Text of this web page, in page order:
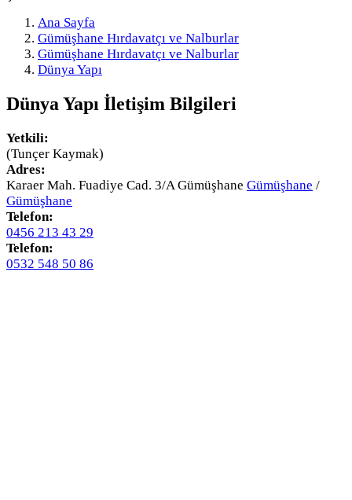
Ana Sayfa
Gümüşhane Hırdavatçı ve Nalburlar
Gümüşhane Hırdavatçı ve Nalburlar
Dünya Yapı
Dünya Yapı İletişim Bilgileri
Yetkili:
(Tunçer Kaymak)
Adres:
Karaer Mah. Fuadiye Cad. 3/A Gümüşhane Gümüşhane /
Gümüşhane
Telefon:
0456 213 43 29
Telefon:
0532 548 50 86